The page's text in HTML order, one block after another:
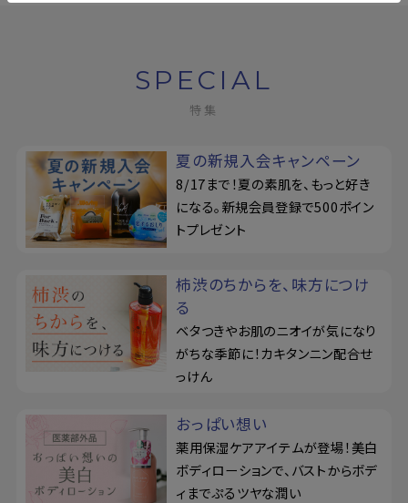
SPECIAL
特集
夏の新規入会キャンペーン
8/17まで！夏の素肌を、もっと好き
になる。新規会員登録で500ポイン
トプレゼント
柿渋のちからを、味方につけ
る
ベタつきやお肌のニオイが気になり
がちな季節に！カキタンニン配合せ
っけん
おっぱい想い
薬用保湿ケアアイテムが登場！美白
ボディローションで、バストからボデ
ィまでぷるツヤな潤い